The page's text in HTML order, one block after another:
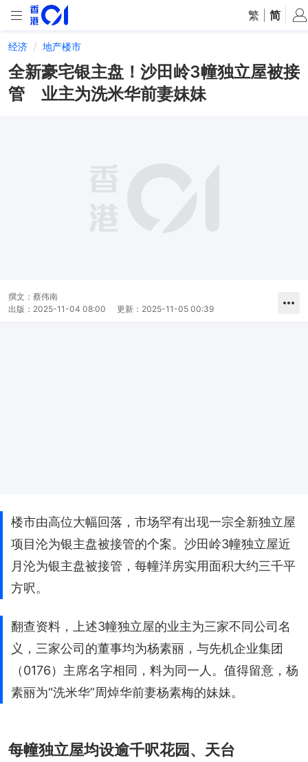
繁 简
经济 地产楼市
全新豪宅银主盘！沙田岭3幢独立屋被接
管 业主为洗米华前妻妹妹
撰文： 蔡伟南
出版： 2025-11-04 08:00 更新： 2025-11-05 00:39
楼市由高位大幅回落，市场罕有出现一宗全新独立屋
项目沦为银主盘被接管的个案。沙田岭3幢独立屋近
月沦为银主盘被接管，每幢洋房实用面积大约三千平
方呎。
翻查资料，上述3幢独立屋的业主为三家不同公司名
义，三家公司的董事均为杨素丽，与先机企业集团
（0176）主席名字相同，料为同一人。值得留意，杨
素丽为“洗米华”周焯华前妻杨素梅的妹妹。
每幢独立屋均设逾千呎花园、天台